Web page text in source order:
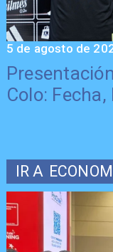
Colo:
5 de agosto de
IR A